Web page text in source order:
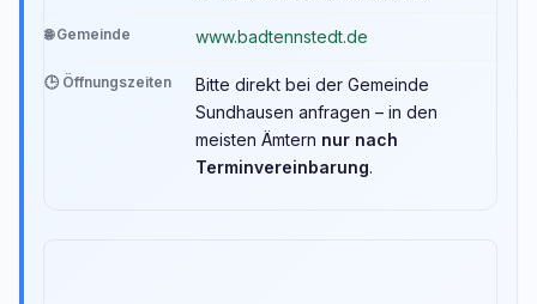
🌐 Gemeinde www.badtennstedt.de
🕒 Öffnungszeiten
Bitte direkt bei der Gemeinde
Sundhausen anfragen – in den
meisten Ämtern nur nach
Terminvereinbarung.